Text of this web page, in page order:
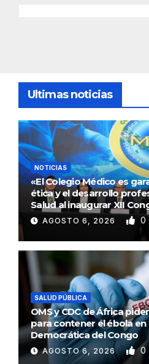
Ultimas noticias
NOTICIAS
«El Colegio Médico es
ética y el desarrollo
Salud al inaugurar XII
AGOSTO 6, 2026 0
SALUD PÚBLICA
OMS y CDC de África
para contener el ébola en
Democrática del Congo
AGOSTO 6, 2026 0